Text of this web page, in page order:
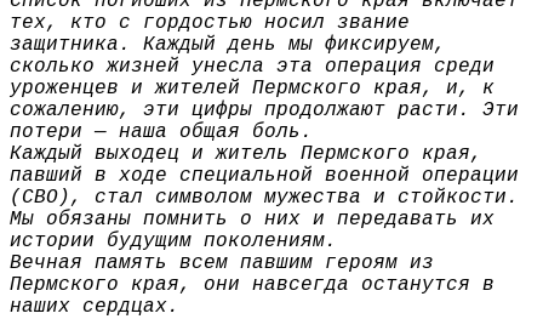
тех, кто с гордостью носил звание
защитника. Каждый день мы фиксируем,
сколько жизней унесла эта операция среди
уроженцев и жителей Пермского края, и, к
сожалению, эти цифры продолжают расти. Эти
потери — наша общая боль.
Каждый выходец и житель Пермского края,
павший в ходе специальной военной операции
(СВО), стал символом мужества и стойкости.
Мы обязаны помнить о них и передавать их
истории будущим поколениям.
Вечная память всем павшим героям из
Пермского края, они навсегда останутся в
наших сердцах.